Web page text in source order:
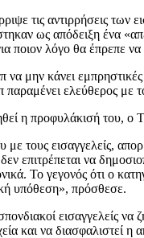
τις αντιρρήσεις
ως απόδειξη ένα
ποιον λόγο θα έπρεπε
μην κάνει εμπρηστικές
ελεύθερος με
η προφυλάκισή του, ο
τους εισαγγελείς,
επιτρέπεται να
Το γεγονός ότι ο
υπόθεση», πρόσθεσε.
εισαγγελείς
και να διασφαλιστεί η